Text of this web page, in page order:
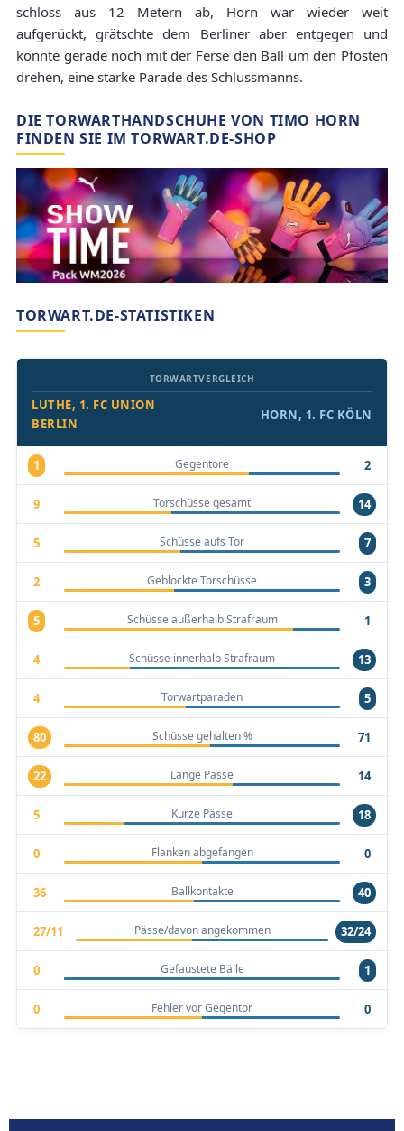
schloss aus 12 Metern ab, Horn war wieder weit
aufgerückt, grätschte dem Berliner aber entgegen und
konnte gerade noch mit der Ferse den Ball um den Pfosten
drehen, eine starke Parade des Schlussmanns.
DIE TORWARTHANDSCHUHE VON TIMO HORN
FINDEN SIE IM TORWART.DE-SHOP
TORWART.DE-STATISTIKEN
LUTHE, 1. FC UNION
BERLIN
TORWARTVERGLEICH
HORN, 1. FC KÖLN
1 Gegentore 2
9 Torschüsse gesamt 14
5 Schüsse aufs Tor 7
2 Geblockte Torschüsse 3
5 Schüsse außerhalb Strafraum 1
4 Schüsse innerhalb Strafraum 13
4 Torwartparaden 5
80 Schüsse gehalten % 71
22 Lange Pässe 14
5 Kurze Pässe 18
0 Flanken abgefangen 0
36 Ballkontakte 40
27/11 Pässe/davon angekommen 32/24
0 Gefaustete Bälle 1
0 Fehler vor Gegentor 0